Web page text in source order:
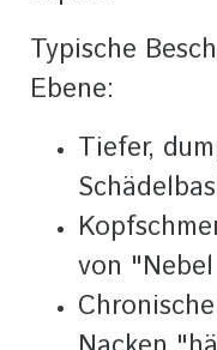
Typische
Ebene:
Tiefer,
von